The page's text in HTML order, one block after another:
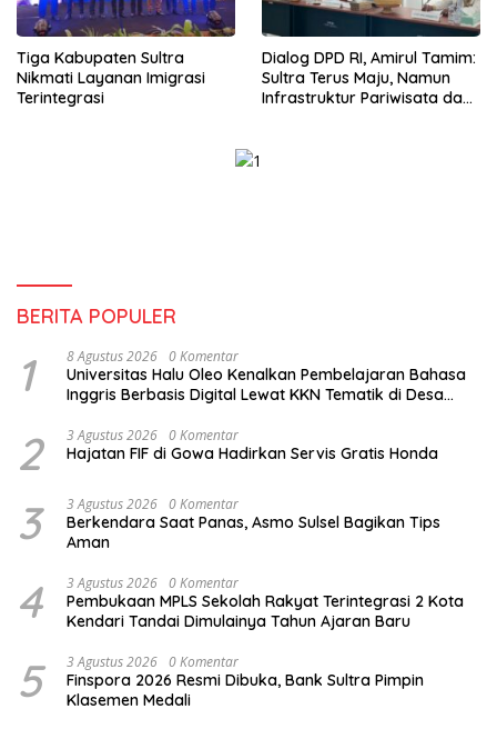
Tiga Kabupaten Sultra
Nikmati Layanan Imigrasi
Terintegrasi
Dialog DPD RI, Amirul Tamim:
Sultra Terus Maju, Namun
Infrastruktur Pariwisata dan
BERITA POPULER
1 8 Agustus 2026 0 Komentar
Universitas Halu Oleo Kenalkan Pembelajaran Bahasa
Inggris Berbasis Digital Lewat KKN Tematik di Desa
2 3 Agustus 2026 0 Komentar
Hajatan FIF di Gowa Hadirkan Servis Gratis Honda
3 3 Agustus 2026 0 Komentar
Berkendara Saat Panas, Asmo Sulsel Bagikan Tips
Aman
4 3 Agustus 2026 0 Komentar
Pembukaan MPLS Sekolah Rakyat Terintegrasi 2 Kota
Kendari Tandai Dimulainya Tahun Ajaran Baru
5 3 Agustus 2026 0 Komentar
Finspora 2026 Resmi Dibuka, Bank Sultra Pimpin
Klasemen Medali